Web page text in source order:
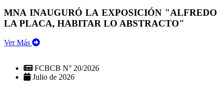
MNA INAUGURÓ LA EXPOSICIÓN "ALFREDO
LA PLACA, HABITAR LO ABSTRACTO"
Ver Más
FCBCB N° 20/2026
Julio de 2026